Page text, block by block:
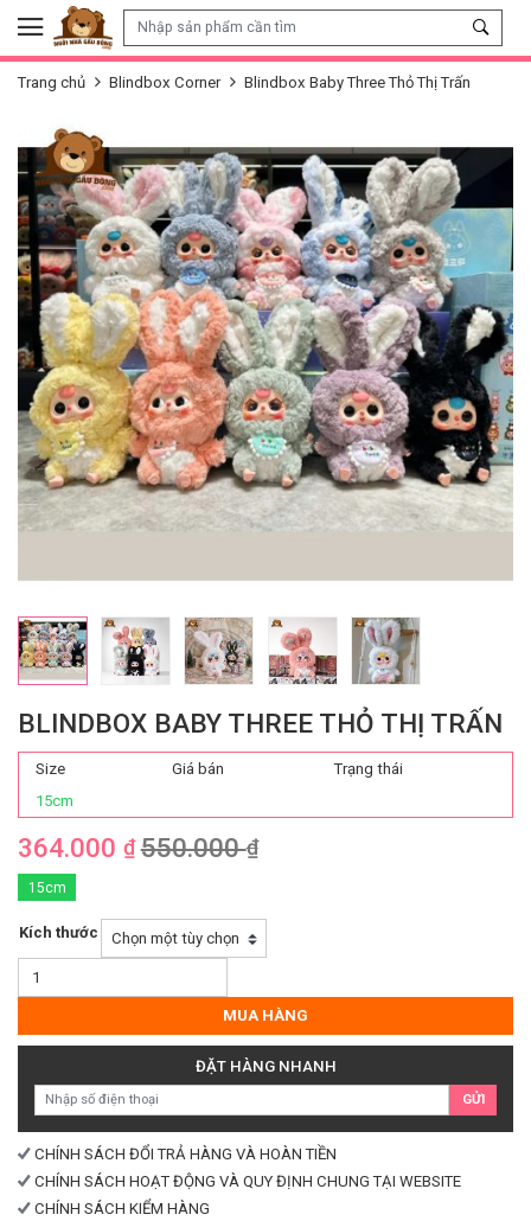
Skip to content
Trang chủ Blindbox Corner Blindbox Baby Three Thỏ Thị Trấn
BLINDBOX BABY THREE THỎ THỊ TRẤN
Size Giá bán
Trạng thái
15cm
364.000 ₫ 550.000₫
15cm
Kích thước
Blindbox
Thỏ
Trấn
MUA HÀNG
ĐẶT HÀNG NHANH
GỬI
CHÍNH SÁCH ĐỔI TRẢ HÀNG VÀ HOÀN TIỀN
CHÍNH SÁCH HOẠT ĐỘNG VÀ QUY ĐỊNH CHUNG TẠI WEBSITE
CHÍNH SÁCH KIỂM HÀNG